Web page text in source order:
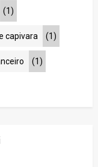
(1)
capivara (1)
(1)